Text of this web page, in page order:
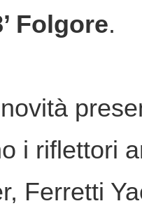
Folgore.
i riflettori
Ferretti